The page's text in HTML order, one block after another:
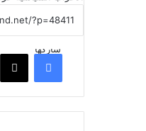
شاركهافيسبوك ‫X